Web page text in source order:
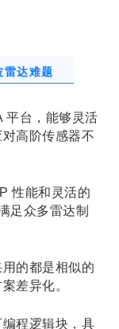
雷达难题
平台，能够灵活
高阶传感器不
性能和灵活的
足众多雷达制
的都是相似的
差异化。
程逻辑块，具